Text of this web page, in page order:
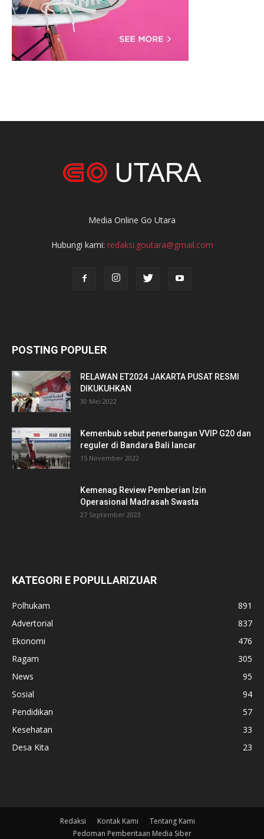
Media Online Go Utara
Hubungi kami: redaksi.goutara@gmail.com
POSTING POPULER
RELAWAN ET2024 JAKARTA PUSAT RESMI
DIKUKUHKAN
30 Mei 2022
Kemenbub sebut penerbangan VVIP G20 dan
reguler di Bandara Bali lancar
15 November 2022
Kemenag Review Pemberian Izin
Operasional Madrasah Swasta
27 September 2023
KATEGORI E POPULLARIZUAR
Polhukam
891
Advertorial
837
Ekonomi
476
Ragam
305
News
95
Sosial
94
Pendidikan
57
Kesehatan
33
Desa Kita
23
Redaksi Kontak Kami
Tentang Kami
Pedoman Pemberitaan Media Siber